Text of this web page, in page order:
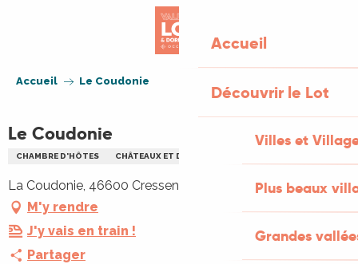
Accueil
Découvrir le Lot
Villes et
Plus beaux
Grandes
Accueil Le Coudonie
Le Coudonie
CHAMBRE D'HÔTES CHÂTEAUX ET DEMEURES DE PRESTIGE
La Coudonie, 46600 Cressensac-Sarrazac
M'y rendre
J'y vais en train !
Partager